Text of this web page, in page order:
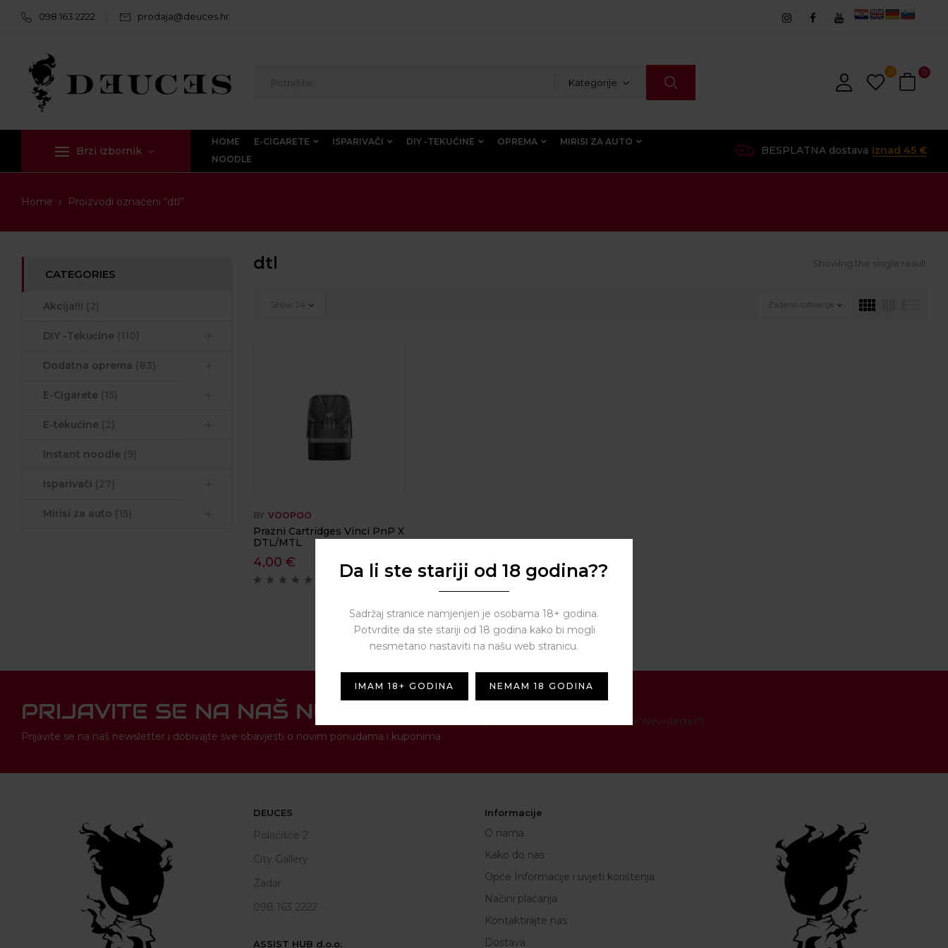
098 163 2222 prodaja@deuces.hr
Kategorije
0 0
Brzi izbornik
HOME E-CIGARETE ISPARIVAČI DIY -TEKUĆINE OPREMA
MIRISI ZA AUTO
NOODLE
BESPLATNA dostava iznad 45 €
Home Proizvodi označeni “dtl”
CATEGORIES
Akcija!!!
DIY -Tekućine
Dodatna oprema
E-Cigarete
E-tekućine
Instant noodle
Isparivači
Mirisi za auto
dtl Showing the single result
Zadano sortiranje
Show 24
BY VOOPOO
Prazni Cartridges Vinci PnP X
DTL/MTL
4,00 €
( 0 reviews )
PRIJAVITE SE NA NAŠ NEWSLETTER
Prijavite se na naš newsletter i dobivajte sve obavjesti o novim ponudama i kuponima
[contact-form-7 id="1287" title="Newsletter"]
DEUCES
Polačišće 2
City Gallery
Zadar
098 163 2222
ASSIST HUB d.o.o.
Informacije
O nama
Kako do nas
Opće Informacije i uvjeti korištenja
Načini plaćanja
Kontaktirajte nas
Dostava
Da li ste stariji od 18 godina??
Sadržaj stranice namjenjen je osobama 18+ godina.
Potvrdite da ste stariji od 18 godina kako bi mogli
nesmetano nastaviti na našu web stranicu.
IMAM 18+ GODINA NEMAM 18 GODINA